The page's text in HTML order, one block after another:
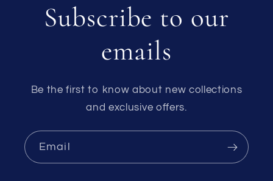
Subscribe to our
emails
Be the first to know about new collections
and exclusive offers.
Email